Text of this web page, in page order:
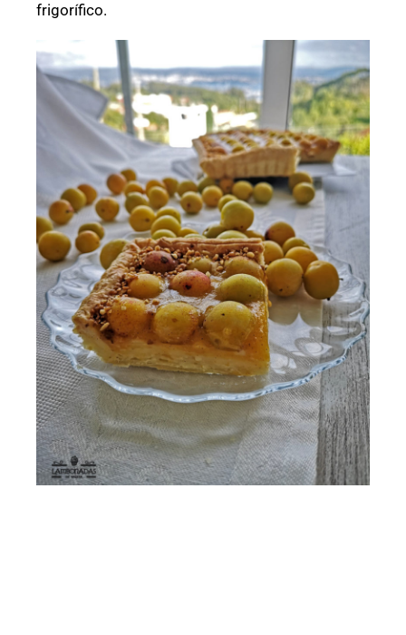
frigorífico.